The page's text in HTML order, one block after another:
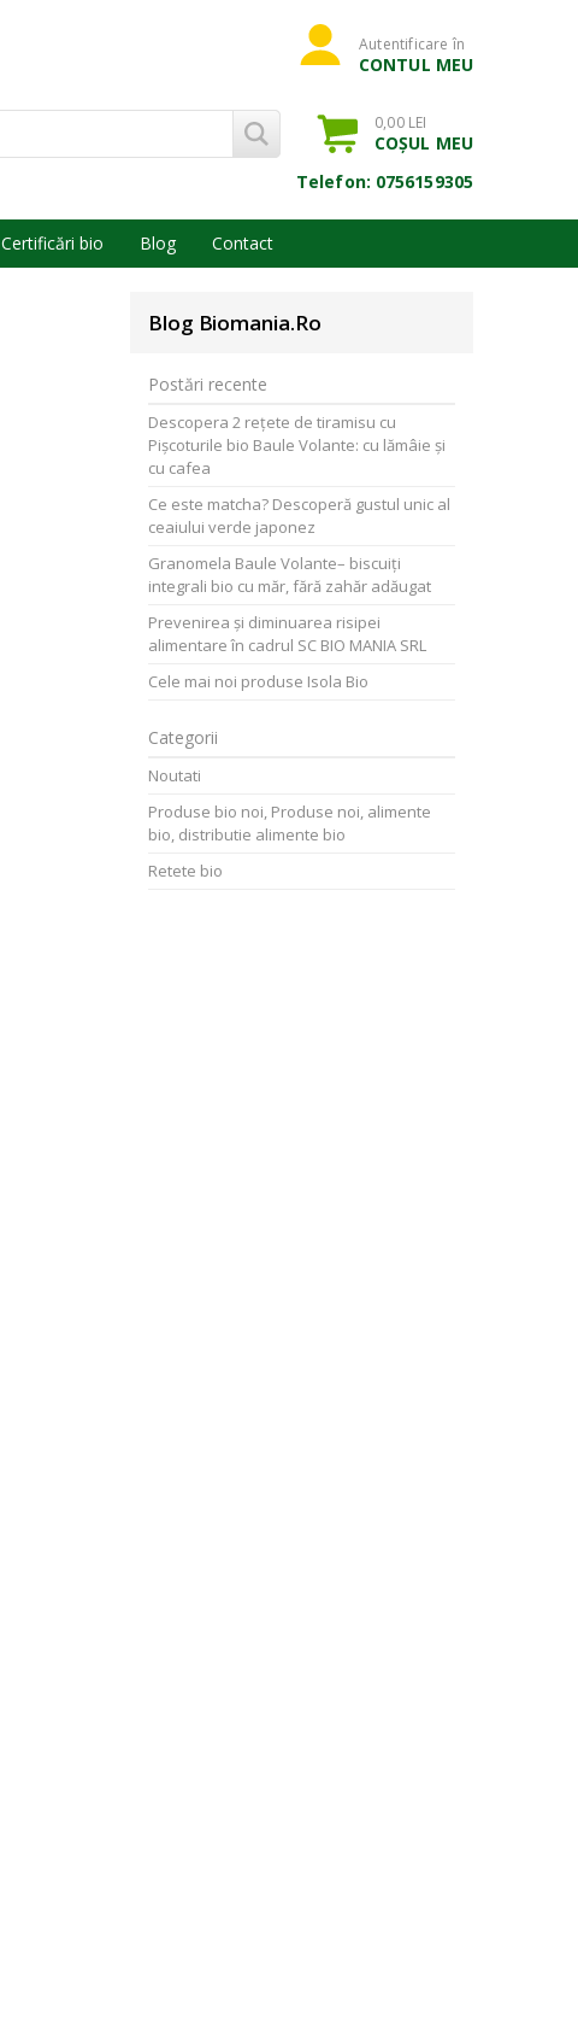
Autentificare în
CONTUL MEU
0,00 LEI
COȘUL MEU
Telefon: 0756159305
Certificări bio Blog Contact
Blog Biomania.ro
Postări recente
Descopera 2 rețete de tiramisu cu
Pișcoturile bio Baule Volante: cu lămâie și
cu cafea
Ce este matcha? Descoperă gustul unic al
ceaiului verde japonez
Granomela Baule Volante– biscuiți
integrali bio cu măr, fără zahăr adăugat
Prevenirea și diminuarea risipei
alimentare în cadrul SC BIO MANIA SRL
Cele mai noi produse Isola Bio
Categorii
Noutati
Produse bio noi, Produse noi, alimente
bio, distributie alimente bio
Retete bio